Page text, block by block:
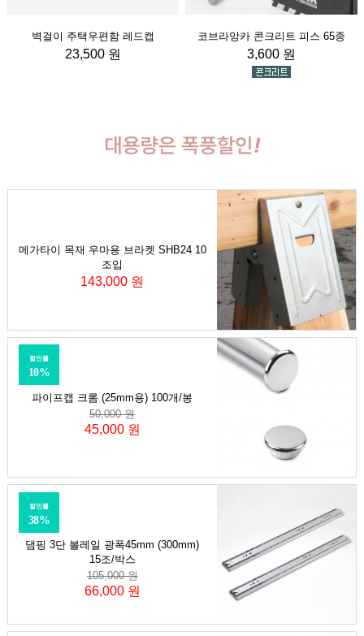
벽걸이 주택우편함 레드캡
23,500 원
코브라앙카 콘크리트 피스 65종
3,600 원
메가타이 목재 우마용 브라켓 SHB24 10
조입
143,000 원
파이프캡 크롬 (25mm용) 100개/봉
할인률
10%
50,000 원
45,000 원
댐핑 3단 볼레일 광폭45mm (300mm)
15조/박스
할인률
38%
105,000 원
66,000 원